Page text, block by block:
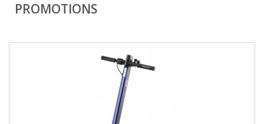
PROMOTIONS